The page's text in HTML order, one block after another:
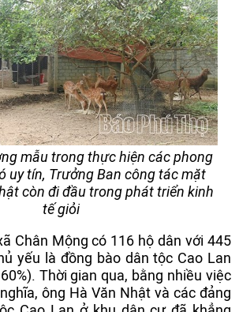
mẫu trong thực hiện các phong
uy tín, Trưởng Ban công tác mặt
còn đi đầu trong phát triển kinh
tế giỏi
Chân Mộng có 116 hộ dân với 445
yếu là đồng bào dân tộc Cao Lan
Thời gian qua, bằng nhiều việc
ông Hà Văn Nhật và các đảng